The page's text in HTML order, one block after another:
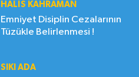
HALIS KAHRAMAN
Emniyet Disiplin Cezalarının
Tüzükle Belirlenmesi !
SIKI ADA